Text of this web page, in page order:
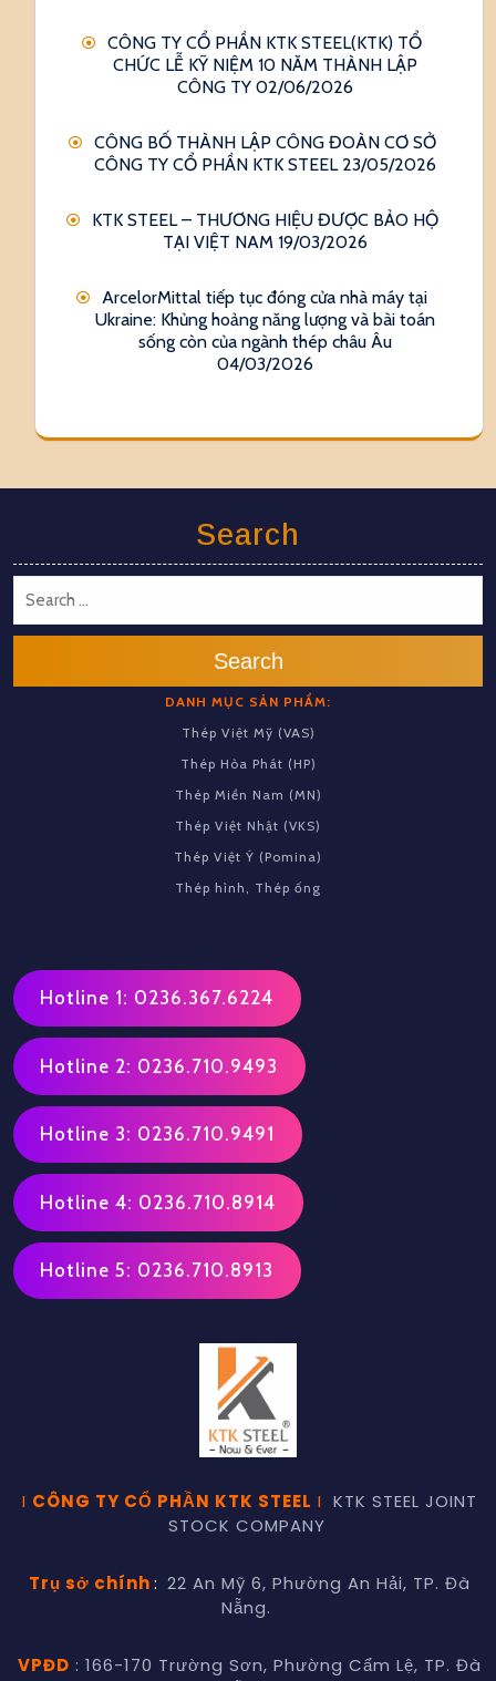
CÔNG TY CỔ PHẦN KTK STEEL(KTK) TỔ
CHỨC LỄ KỸ NIỆM 10 NĂM THÀNH LẬP
CÔNG TY 02/06/2026
CÔNG BỐ THÀNH LẬP CÔNG ĐOÀN CƠ SỞ
CÔNG TY CỔ PHẦN KTK STEEL 23/05/2026
KTK STEEL – THƯƠNG HIỆU ĐƯỢC BẢO HỘ
TẠI VIỆT NAM 19/03/2026
ArcelorMittal tiếp tục đóng cửa nhà máy tại
Ukraine: Khủng hoảng năng lượng và bài toán
sống còn của ngành thép châu Âu
04/03/2026
Search
Search
DANH MỤC SẢN PHẨM:
Thép Việt Mỹ (VAS)
Thép Hòa Phát (HP)
Thép Miền Nam (MN)
Thép Việt Nhật (VKS)
Thép Việt Ý (Pomina)
Thép hình, Thép ống
Hotline 1: 0236.367.6224
Hotline 2: 0236.710.9493
Hotline 3: 0236.710.9491
Hotline 4: 0236.710.8914
Hotline 5: 0236.710.8913
I CÔNG TY CỔ PHẦN KTK STEEL I KTK STEEL JOINT
STOCK COMPANY
Trụ sở chính: 22 An Mỹ 6, Phường An Hải, TP. Đà
Nẵng.
VPĐD : 166-170 Trường Sơn, Phường Cẩm Lệ, TP. Đà